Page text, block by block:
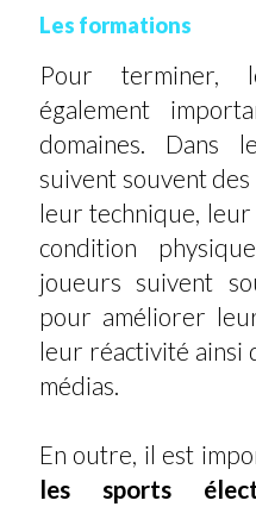
Les formations
Pour terminer,
également
domaines. Dans
suivent souvent
leur technique,
condition
joueurs suivent
pour améliorer
leur réactivité ainsi
médias.
En outre, il est
les sports